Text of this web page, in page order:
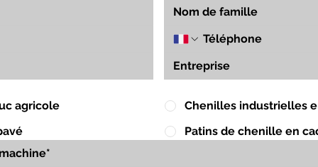
agricole
Chenilles industrielles
Patins de chenille en